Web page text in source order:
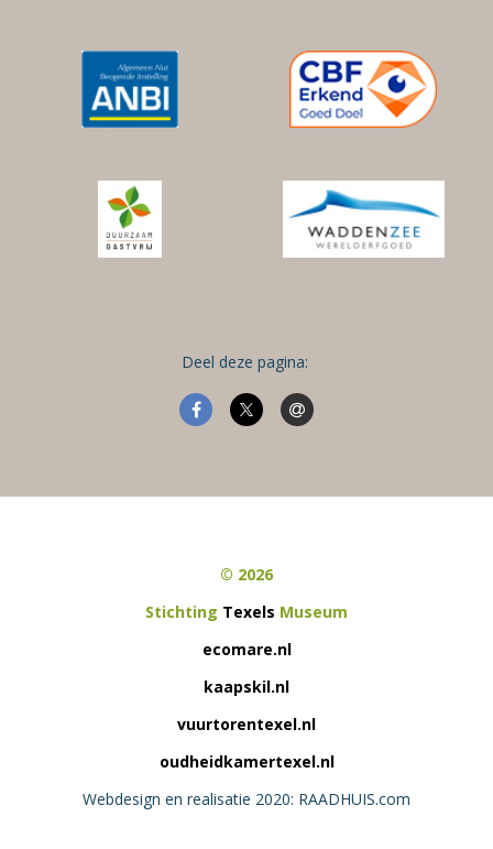
Deel deze pagina:
© 2026
Stichting Texels Museum
ecomare.nl
kaapskil.nl
vuurtorentexel.nl
oudheidkamertexel.nl
Webdesign en realisatie 2020: RAADHUIS.com